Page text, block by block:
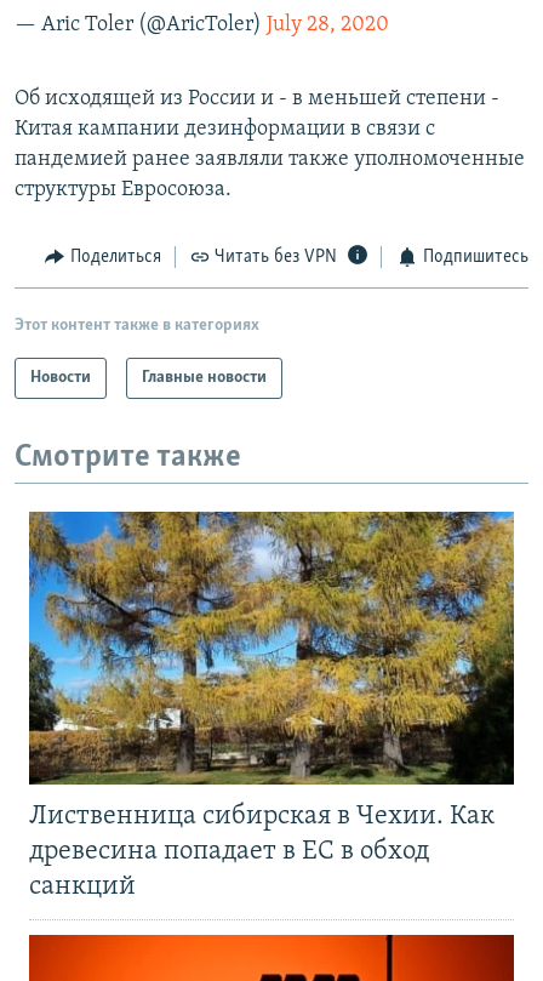
— Aric Toler (@AricToler) July 28, 2020
Об исходящей из России и - в меньшей степени -
Китая кампании дезинформации в связи с
пандемией ранее заявляли также уполномоченные
структуры Евросоюза.
Поделиться Читать без VPN Подпишитесь
Этот контент также в категориях
Новости Главные новости
Смотрите также
Лиственница сибирская в Чехии. Как
древесина попадает в ЕС в обход
санкций